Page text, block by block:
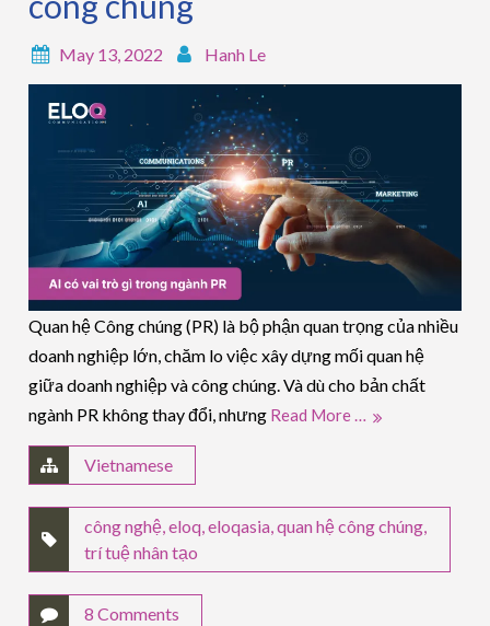
May 13, 2022 Hanh Le
Quan hệ Công chúng (PR) là bộ phận quan trọng của nhiều
doanh nghiệp lớn, chăm lo việc xây dựng mối quan hệ
giữa doanh nghiệp và công chúng. Và dù cho bản chất
ngành PR không thay đổi, nhưng Read More …
Vietnamese
công nghệ,eloq,eloqasia,quan hệ công chúng,
trí tuệ nhân tạo
8 Comments